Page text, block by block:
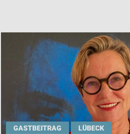
GASTBEITRAG LÜBECK